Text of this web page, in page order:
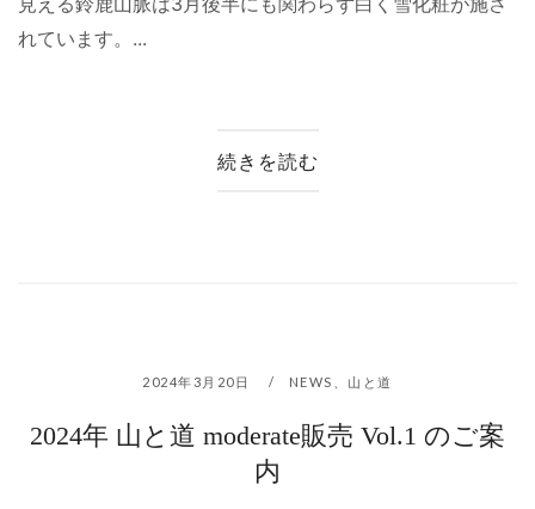
れています。...
続きを読む
2024年3月20日 NEWS 山と道
2024年 山と道 moderate販売 Vol.1 のご案
内